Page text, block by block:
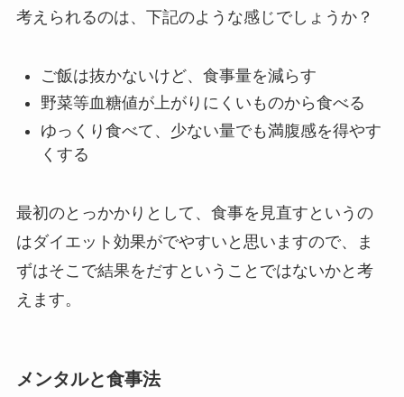
考えられるのは、下記のような感じでしょうか？
ご飯は抜かないけど、食事量を減らす
野菜等血糖値が上がりにくいものから食べる
ゆっくり食べて、少ない量でも満腹感を得やす
くする
最初のとっかかりとして、食事を見直すというの
はダイエット効果がでやすいと思いますので、ま
ずはそこで結果をだすということではないかと考
えます。
メンタルと食事法